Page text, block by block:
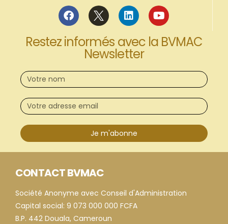
Restez informés avec la BVMAC
Newsletter
Je m'abonne
CONTACT BVMAC
Société Anonyme avec Conseil d'Administration
Capital social: 9 073 000 000 FCFA
B.P. 442 Douala, Cameroun